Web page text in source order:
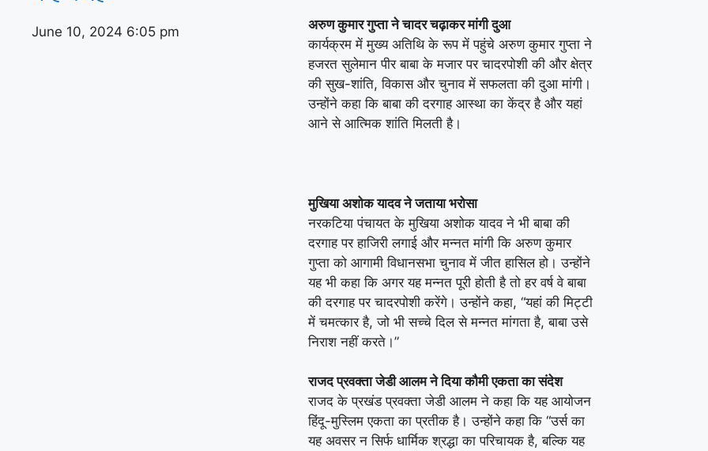
June 10, 2024 6:05 pm
अरुण कुमार गुप्ता ने चादर चढ़ाकर मांगी दुआ
कार्यक्रम में मुख्य अतिथि के रूप में पहुंचे अरुण कुमार गुप्ता ने
हजरत सुलेमान पीर बाबा के मजार पर चादरपोशी की और क्षेत्र
की सुख-शांति, विकास और चुनाव में सफलता की दुआ मांगी।
उन्होंने कहा कि बाबा की दरगाह आस्था का केंद्र है और यहां
आने से आत्मिक शांति मिलती है।
मुखिया अशोक यादव ने जताया भरोसा
नरकटिया पंचायत के मुखिया अशोक यादव ने भी बाबा की
दरगाह पर हाजिरी लगाई और मन्नत मांगी कि अरुण कुमार
गुप्ता को आगामी विधानसभा चुनाव में जीत हासिल हो। उन्होंने
यह भी कहा कि अगर यह मन्नत पूरी होती है तो हर वर्ष वे बाबा
की दरगाह पर चादरपोशी करेंगे। उन्होंने कहा, “यहां की मिट्टी
में चमत्कार है, जो भी सच्चे दिल से मन्नत मांगता है, बाबा उसे
निराश नहीं करते।”
राजद प्रवक्ता जेडी आलम ने दिया कौमी एकता का संदेश
राजद के प्रखंड प्रवक्ता जेडी आलम ने कहा कि यह आयोजन
हिंदू-मुस्लिम एकता का प्रतीक है। उन्होंने कहा कि “उर्स का
यह अवसर न सिर्फ धार्मिक श्रद्धा का परिचायक है, बल्कि यह